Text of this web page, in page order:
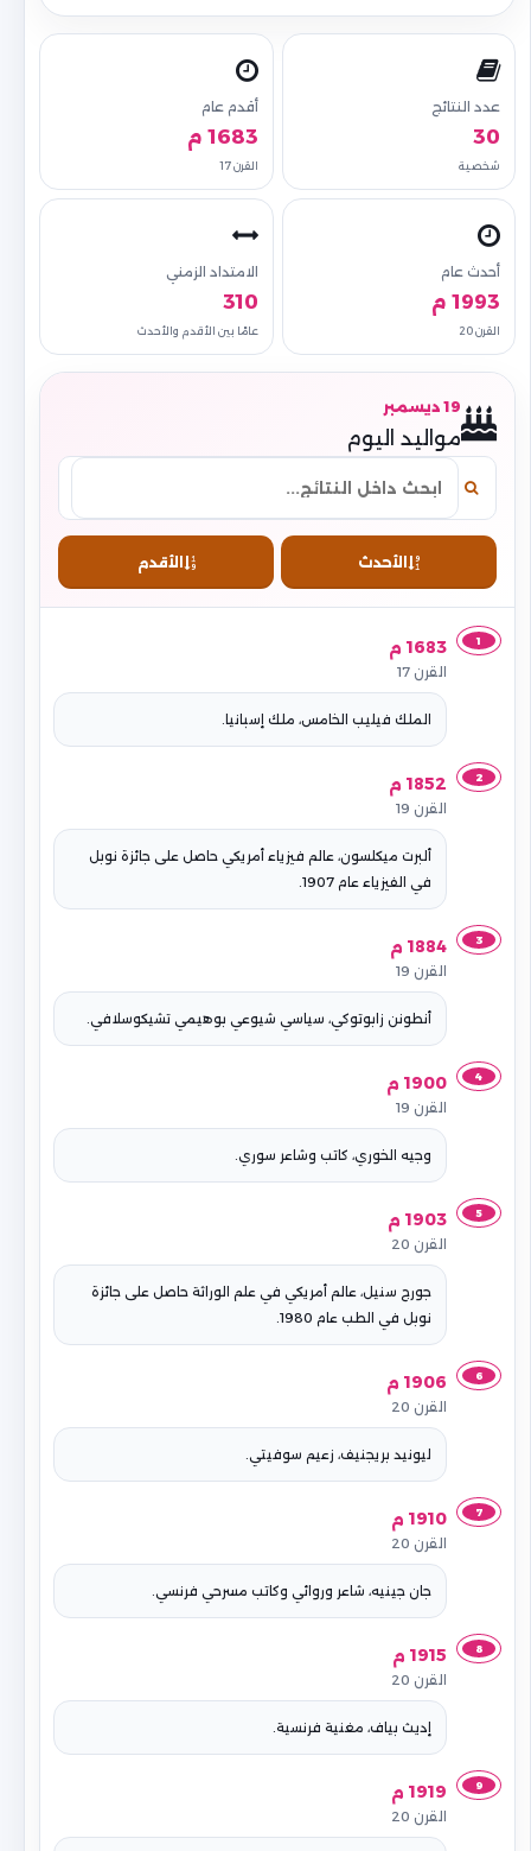
عدد النتائج
30
شخصية
أقدم عام
1683 م
القرن 17
أحدث عام
1993 م
القرن 20
الامتداد الزمني
310
عامًا بين الأقدم والأحدث
19 ديسمبر
مواليد اليوم
الأحدث الأقدم
1 1683 م
القرن 17
الملك فيليب الخامس، ملك إسبانيا.
2 1852 م
القرن 19
ألبرت ميكلسون، عالم فيزياء أمريكي حاصل على جائزة نوبل
في الفيزياء عام 1907.
3 1884 م
القرن 19
أنطونن زابوتوكي، سياسي شيوعي بوهيمي تشيكوسلافي.
4 1900 م
القرن 19
وجيه الخوري، کاتب وشاعر سوري.
5 1903 م
القرن 20
جورج سنيل، عالم أمريكي في علم الوراثة حاصل على جائزة
نوبل في الطب عام 1980.
6 1906 م
القرن 20
ليونيد بريجنيف، زعيم سوفيتي.
7 1910 م
القرن 20
جان جينيه، شاعر وروائي وكاتب مسرحي فرنسي.
8 1915 م
القرن 20
إديث بياف، مغنية فرنسية.
9 1919 م
القرن 20